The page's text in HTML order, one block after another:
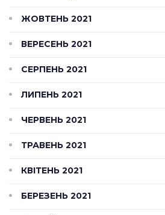
ЖОВТЕНЬ 2021
ВЕРЕСЕНЬ 2021
СЕРПЕНЬ 2021
ЛИПЕНЬ 2021
ЧЕРВЕНЬ 2021
ТРАВЕНЬ 2021
КВІТЕНЬ 2021
БЕРЕЗЕНЬ 2021